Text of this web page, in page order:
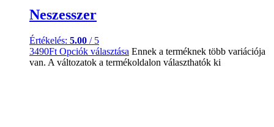
Neszesszer
Értékelés: 5.00 / 5
3490Ft Opciók választása Ennek a terméknek több variációja
van. A változatok a termékoldalon választhatók ki